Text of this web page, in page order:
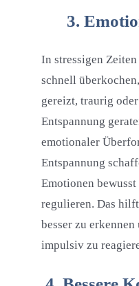
3.
In stressigen
schnell
gereizt, traurig
Entspannung
emotionaler
Entspannung
Emotionen
regulieren. Das
besser zu
impulsiv zu